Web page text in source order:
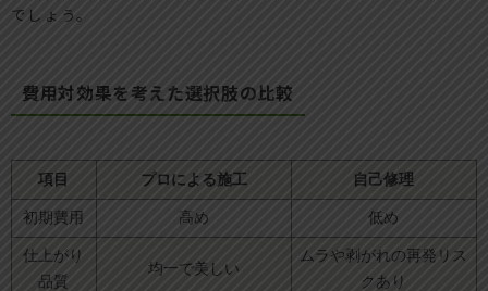
でしょう。
費用対効果を考えた選択肢の比較
項目 プロによる施工 自己修理
初期費用 高め 低め
仕上がり
品質
均一で美しい
ムラや剥がれの再発リス
クあり